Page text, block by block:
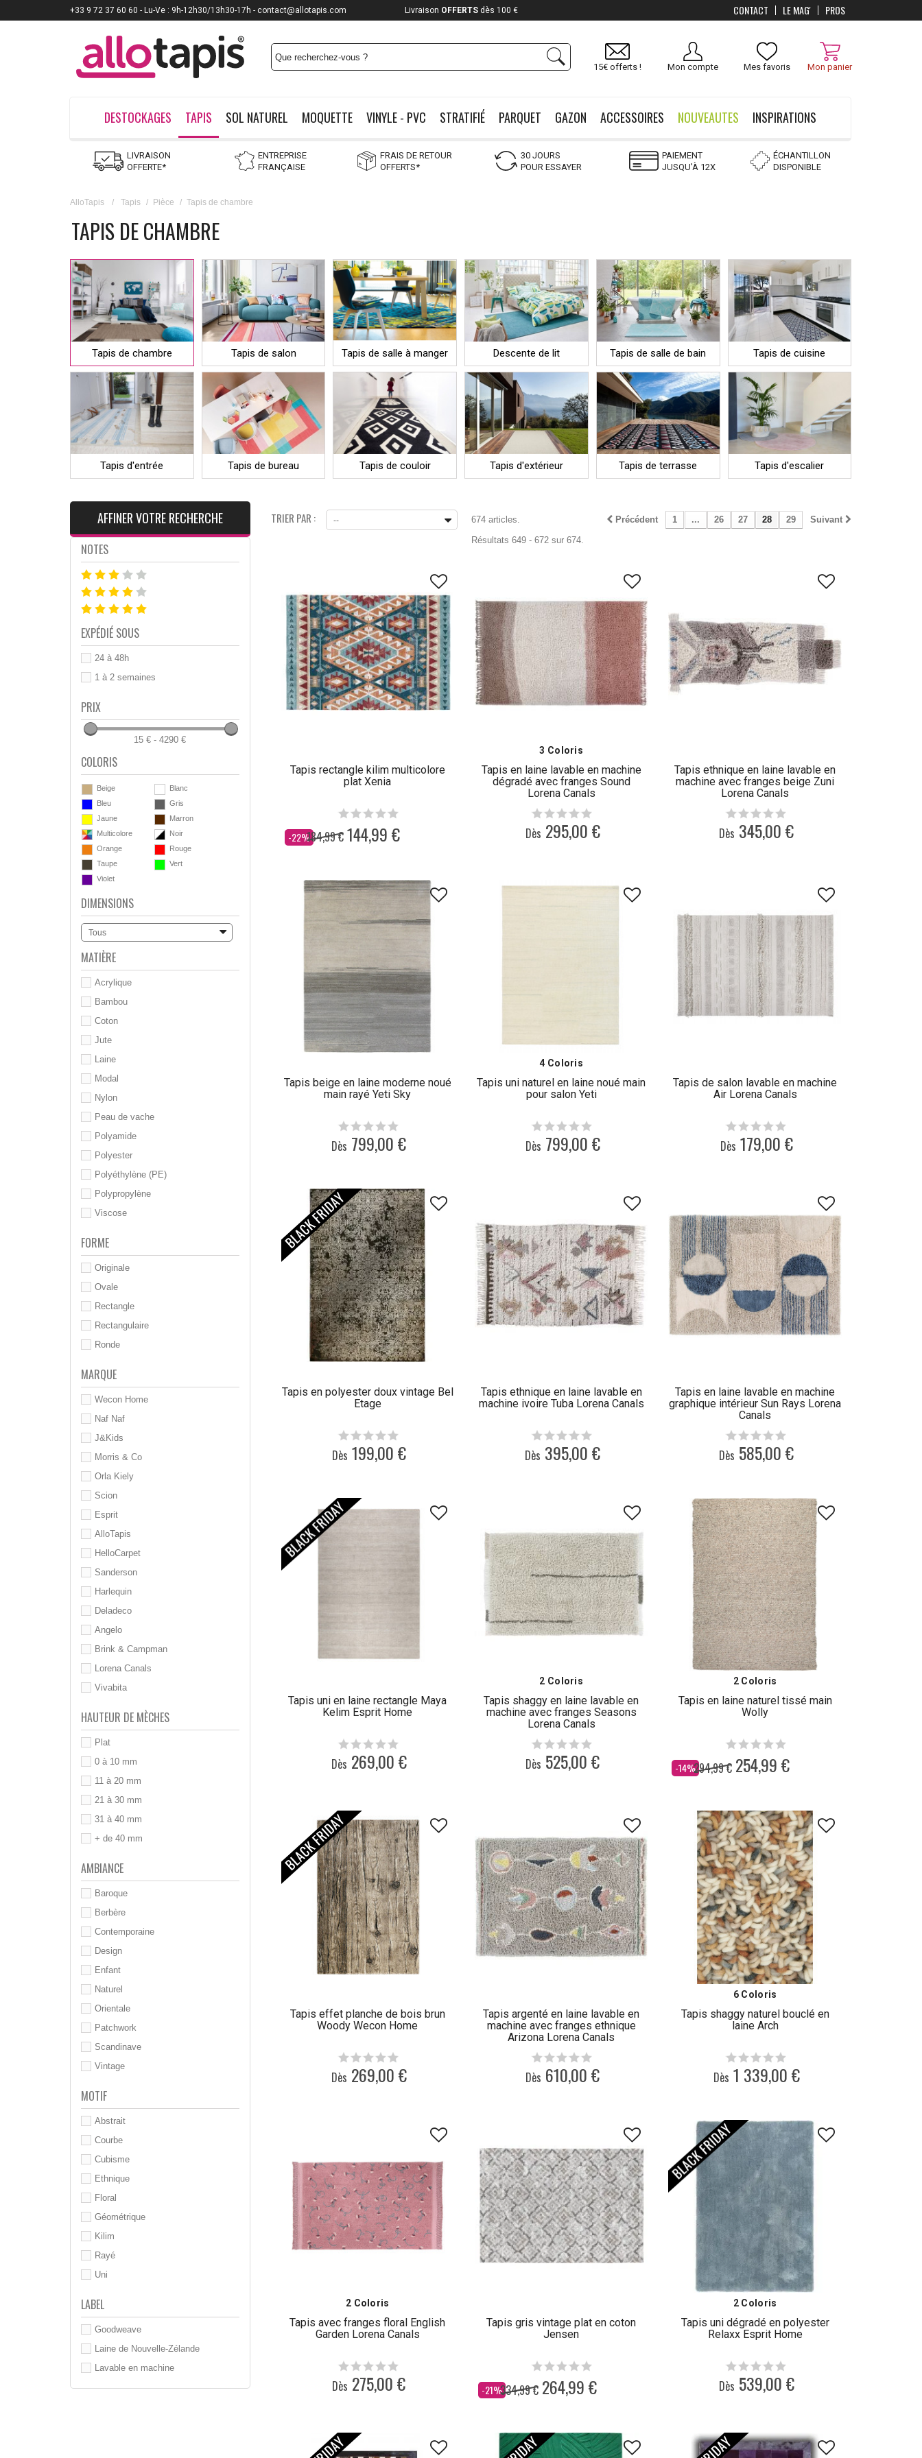
Mon panier
Mes favoris
Mon compte
15€ offerts !
DESTOCKAGES TAPIS SOL NATUREL MOQUETTE VINYLE - PVC STRATIFIÉ PARQUET GAZON ACCESSOIRES NOUVEAUTES INSPIRATIONS
LIVRAISON
OFFERTE*
ENTREPRISE
FRANÇAISE
FRAIS DE RETOUR
OFFERTS*
30 JOURS
POUR ESSAYER
PAIEMENT
JUSQU'À 12X
ÉCHANTILLON
DISPONIBLE
AlloTapis / Tapis / Pièce / Tapis de chambre
TAPIS DE CHAMBRE
Tapis de chambre Tapis de salon Tapis de salle à manger Descente de lit Tapis de salle de bain Tapis de cuisine
Tapis d'entrée Tapis de bureau Tapis de couloir Tapis d'extérieur Tapis de terrasse Tapis d'escalier
AFFINER VOTRE RECHERCHE
NOTES
EXPÉDIÉ SOUS
24 à 48h
1 à 2 semaines
PRIX
15 € - 4290 €
COLORIS
Beige
Blanc
Bleu
Gris
Jaune
Marron
Multicolore
Noir
Orange
Rouge
Taupe
Vert
Violet
DIMENSIONS
Tous
MATIÈRE
Acrylique
Bambou
Coton
Jute
Laine
Modal
Nylon
Peau de vache
Polyamide
Polyester
Polyéthylène (PE)
Polypropylène
Viscose
FORME
Originale
Ovale
Rectangle
Rectangulaire
Ronde
MARQUE
Wecon Home
Naf Naf
J&Kids
Morris & Co
Orla Kiely
Scion
Esprit
AlloTapis
HelloCarpet
Sanderson
Harlequin
Deladeco
Angelo
Brink & Campman
Lorena Canals
Vivabita
HAUTEUR DE MÈCHES
Plat
0 à 10 mm
11 à 20 mm
21 à 30 mm
31 à 40 mm
+ de 40 mm
AMBIANCE
Baroque
Berbère
Contemporaine
Design
Enfant
Naturel
Orientale
Patchwork
Scandinave
Vintage
MOTIF
Abstrait
Courbe
Cubisme
Ethnique
Floral
Géométrique
Kilim
Rayé
Uni
LABEL
Goodweave
Laine de Nouvelle-Zélande
Lavable en machine
TRIER PAR : -- 674 articles. Précédent 1 ... 26 27 28 29
Suivant
Résultats 649 - 672 sur 674.
Tapis rectangle kilim multicolore
plat Xenia
-22%
Dès 184,99 € 144,99 €
3 Coloris
Tapis en laine lavable en machine
dégradé avec franges Sound
Lorena Canals
Dès 295,00 €
Tapis ethnique en laine lavable en
machine avec franges beige Zuni
Lorena Canals
Dès 345,00 €
Tapis beige en laine moderne noué
main rayé Yeti Sky
Dès 799,00 €
4 Coloris
Tapis uni naturel en laine noué main
pour salon Yeti
Dès 799,00 €
Tapis de salon lavable en machine
Air Lorena Canals
Dès 179,00 €
Tapis en polyester doux vintage Bel
Etage
Dès 199,00 €
Tapis ethnique en laine lavable en
machine ivoire Tuba Lorena Canals
Dès 395,00 €
Tapis en laine lavable en machine
graphique intérieur Sun Rays Lorena
Canals
Dès 585,00 €
Tapis uni en laine rectangle Maya
Kelim Esprit Home
Dès 269,00 €
2 Coloris
Tapis shaggy en laine lavable en
machine avec franges Seasons
Lorena Canals
Dès 525,00 €
2 Coloris
Tapis en laine naturel tissé main
Wolly
-14%
Dès 294,99 € 254,99 €
Tapis effet planche de bois brun
Woody Wecon Home
Dès 269,00 €
Tapis argenté en laine lavable en
machine avec franges ethnique
Arizona Lorena Canals
Dès 610,00 €
6 Coloris
Tapis shaggy naturel bouclé en
laine Arch
Dès 1 339,00 €
2 Coloris
Tapis avec franges floral English
Garden Lorena Canals
Dès 275,00 €
Tapis gris vintage plat en coton
Jensen
-21%
Dès 334,99 € 264,99 €
2 Coloris
Tapis uni dégradé en polyester
Relaxx Esprit Home
Dès 539,00 €
PROS
LE MAG'
CONTACT
+33 9 72 37 60 60 - Lu-Ve : 9h-12h30/13h30-17h - contact@allotapis.com
Payez jusqu'à12x LivraisonOFFERTSdès 100 €